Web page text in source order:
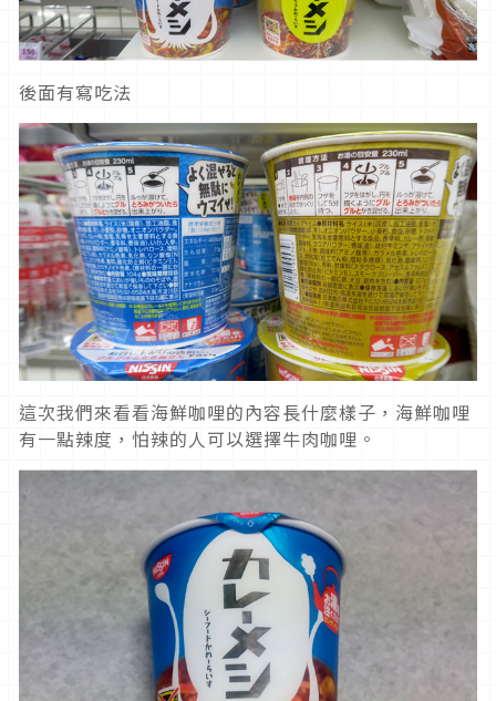
後面有寫吃法
這次我們來看看海鮮咖哩的內容長什麼樣子，海鮮咖哩
有一點辣度，怕辣的人可以選擇牛肉咖哩。